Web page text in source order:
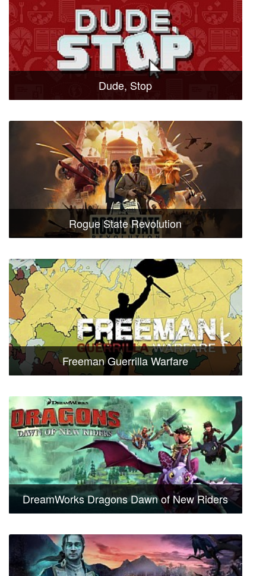
Dude, Stop
Rogue State Revolution
Freeman Guerrilla Warfare
DreamWorks Dragons Dawn of New Riders